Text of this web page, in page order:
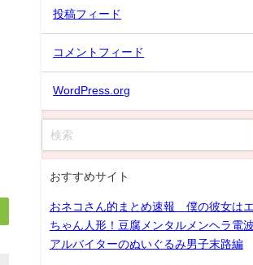
投稿フィード
コメントフィード
WordPress.org
おすすめサイト
おネコさん的まとめ速報 僕の彼女は
ちゃん人形！豆腐メンタルメンヘラ電
アルバイターのぬいぐるみ男子末路編